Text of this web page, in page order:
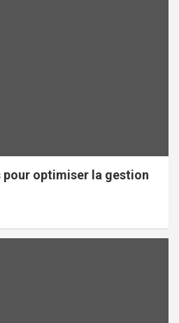
optimiser la gestion